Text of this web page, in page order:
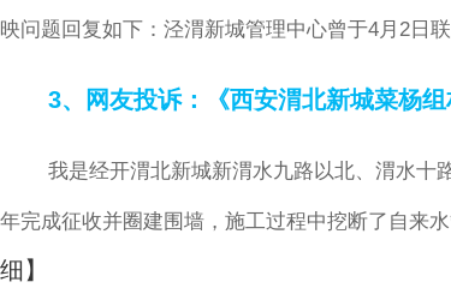
映问题回复如下：泾渭新城管理中心曾于4月2日
3、网友投诉：《西安渭北新城菜杨
我是经开渭北新城新渭水九路以北、渭水十
年完成征收并圈建围墙，施工过程中挖断了自来
细】